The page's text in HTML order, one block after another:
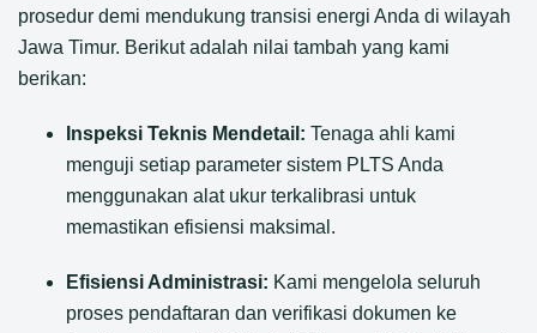
prosedur demi mendukung transisi energi Anda di wilayah
Jawa Timur. Berikut adalah nilai tambah yang kami
berikan:
Inspeksi Teknis Mendetail: Tenaga ahli kami
menguji setiap parameter sistem PLTS Anda
menggunakan alat ukur terkalibrasi untuk
memastikan efisiensi maksimal.
Efisiensi Administrasi: Kami mengelola seluruh
proses pendaftaran dan verifikasi dokumen ke